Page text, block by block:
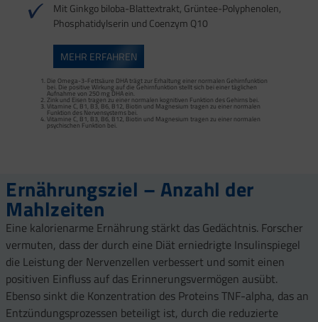
Mit Ginkgo biloba-Blattextrakt, Grüntee-Polyphenolen,
Phosphatidylserin und Coenzym Q10
MEHR ERFAHREN
Die Omega-3-Fettsäure DHA trägt zur Erhaltung einer normalen Gehirnfunktion
bei. Die positive Wirkung auf die Gehirnfunktion stellt sich bei einer täglichen
Aufnahme von 250 mg DHA ein.
Zink und Eisen tragen zu einer normalen kognitiven Funktion des Gehirns bei.
Vitamine C, B1, B3, B6, B12, Biotin und Magnesium tragen zu einer normalen
Funktion des Nervensystems bei.
Vitamine C, B1, B3, B6, B12, Biotin und Magnesium tragen zu einer normalen
psychischen Funktion bei.
DHA und EPA tragen zur Aufrechterhaltung eines normalen Triglyceridspiegels im
Blut bei. Diese positive Wirkung stellt sich bei einer täglichen Aufnahme von 2 g EPA
und DHA ein.
DHA und EPA tragen zur Aufrechterhaltung eines normalen Blutdrucks bei. Diese
Ernährungsziel – Anzahl der
Mahlzeiten
Eine kalorienarme Ernährung stärkt das Gedächtnis. Forscher
vermuten, dass der durch eine Diät erniedrigte Insulinspiegel
die Leistung der Nervenzellen verbessert und somit einen
positiven Einfluss auf das Erinnerungsvermögen ausübt.
Ebenso sinkt die Konzentration des Proteins TNF-alpha, das an
Entzündungsprozessen beteiligt ist, durch die reduzierte